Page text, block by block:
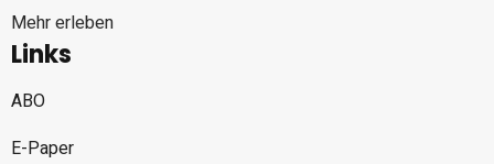
Mehr erleben
Links
ABO
E-Paper